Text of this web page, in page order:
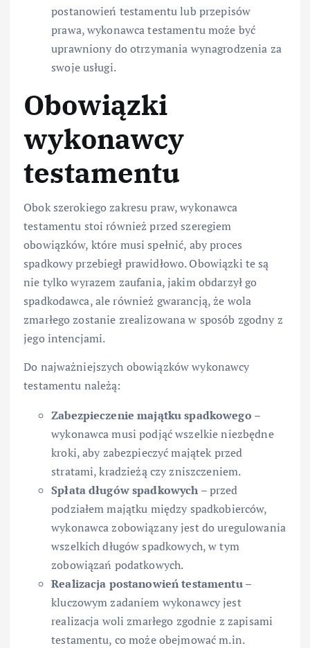
postanowień testamentu lub przepisów
prawa, wykonawca testamentu może być
uprawniony do otrzymania wynagrodzenia za
swoje usługi.
Obowiązki
wykonawcy
testamentu
Obok szerokiego zakresu praw, wykonawca
testamentu stoi również przed szeregiem
obowiązków, które musi spełnić, aby proces
spadkowy przebiegł prawidłowo. Obowiązki te są
nie tylko wyrazem zaufania, jakim obdarzył go
spadkodawca, ale również gwarancją, że wola
zmarłego zostanie zrealizowana w sposób zgodny z
jego intencjami.
Do najważniejszych obowiązków wykonawcy
testamentu należą:
Zabezpieczenie majątku spadkowego –
wykonawca musi podjąć wszelkie niezbędne
kroki, aby zabezpieczyć majątek przed
stratami, kradzieżą czy zniszczeniem.
Spłata długów spadkowych – przed
podziałem majątku między spadkobierców,
wykonawca zobowiązany jest do uregulowania
wszelkich długów spadkowych, w tym
zobowiązań podatkowych.
Realizacja postanowień testamentu–
kluczowym zadaniem wykonawcy jest
realizacja woli zmarłego zgodnie z zapisami
testamentu, co może obejmować m.in.